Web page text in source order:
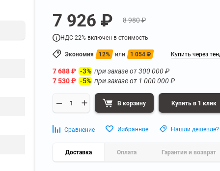
▼
документами
Для рассады и цветов
Показать еще
Невилон
Практик
Диком
Пакс-Металл
Показать еще
доступа
архив
Офисная мебель для бизнес-центра
Офисная мебель лофт
Офисная мебель для склада
Офисная мебель на металлокаркасе
Офисная мебель для госучреждений
7 926 ₽ 8 980 ₽
НДС 22% включен в стоимость
Экономия 12% или 1 054₽ Купить через
7 688₽ -3% при заказе от300 000₽
7 530₽ -5% при заказе от 1 000 000₽
В корзину Купить в 1 клик
Сравнение Избранное Нашли дешевле?
Доставка Оплата Гарантия и возврат